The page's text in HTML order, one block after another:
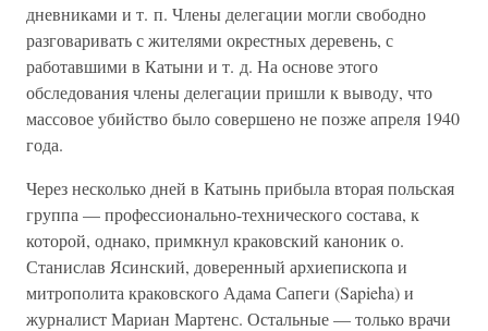
дневниками и т. п. Члены делегации могли свободно
разговаривать с жителями окрестных деревень, с
работавшими в Катыни и т. д. На основе этого
обследования члены делегации пришли к выводу, что
массовое убийство было совершено не позже апреля 1940
года.
Через несколько дней в Катынь прибыла вторая польская
группа — профессионально-технического состава, к
которой, однако, примкнул краковский каноник о.
Станислав Ясинский, доверенный архиепископа и
митрополита краковского Адама Сапеги (Sapieha) и
журналист Мариан Мартенс. Остальные — только врачи